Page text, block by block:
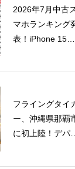
2026年7月中古
マホランキング
表！iPhone 15が
フライングタイ
ー、沖縄県那覇
に初上陸！デパ